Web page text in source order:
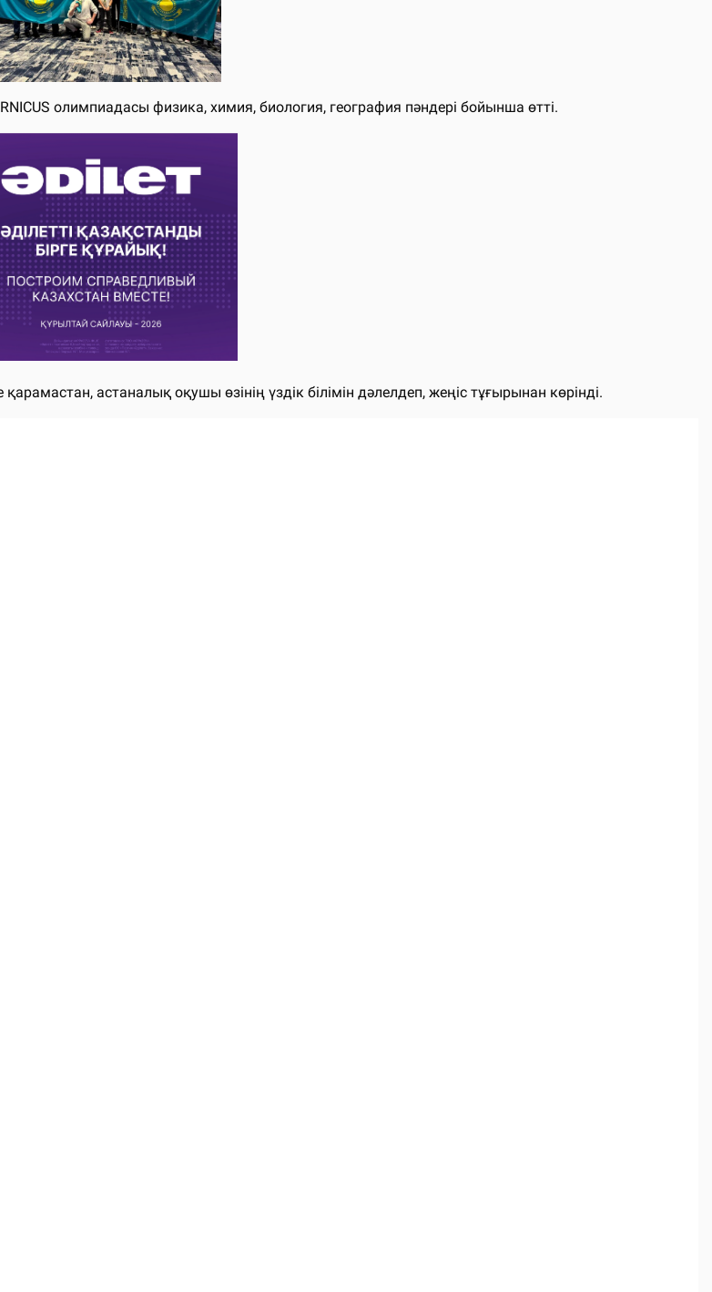
олимпиадасы физика, химия, биология, география пәндері бойынша өтті.
астаналық оқушы өзінің үздік білімін дәлелдеп, жеңіс тұғырынан көрінді.